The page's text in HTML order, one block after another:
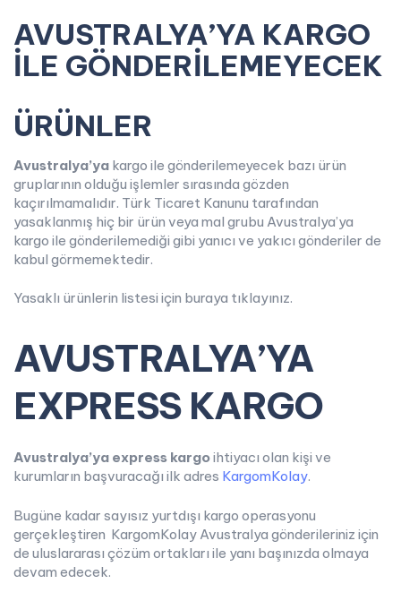
AVUSTRALYA’YA KARGO
İLE GÖNDERİLEMEYECEK
ÜRÜNLER
Avustralya’ya kargo ile gönderilemeyecek bazı ürün
gruplarının olduğu işlemler sırasında gözden
kaçırılmamalıdır. Türk Ticaret Kanunu tarafından
yasaklanmış hiç bir ürün veya mal grubu Avustralya’ya
kargo ile gönderilemediği gibi yanıcı ve yakıcı gönderiler de
kabul görmemektedir.
Yasaklı ürünlerin listesi için buraya tıklayınız.
AVUSTRALYA’YA
EXPRESS KARGO
Avustralya’ya express kargoihtiyacı olan kişi ve
kurumların başvuracağı ilk adres KargomKolay.
Bugüne kadar sayısız yurtdışı kargo operasyonu
gerçekleştiren KargomKolay Avustralya gönderileriniz için
de uluslararası çözüm ortakları ile yanı başınızda olmaya
devam edecek.